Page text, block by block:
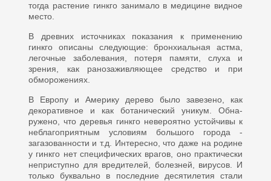
тогда рас­тение гинкго занимало в медици­не видное
место.
В древних источниках показа­ния к применению
гинкго описаны следующие: бронхиальная астма,
легочные заболевания, по­теря памяти, слуха и
зрения, как ранозаживляющее средство и при
обморожениях.
В Европу и Америку дерево было завезено, как
декоративное и как ботанический уникум. Обна­
ружено, что деревья гинкго неве­роятно устойчивы к
неблагоприят­ным условиям большого города -
загазованности и т.д. Интересно, что даже на родине
у гинкго нет специфических врагов, оно прак­тически
неприступно для вредите­лей, болезней, вирусов. И
только буквально в последние десятиле­тия стали